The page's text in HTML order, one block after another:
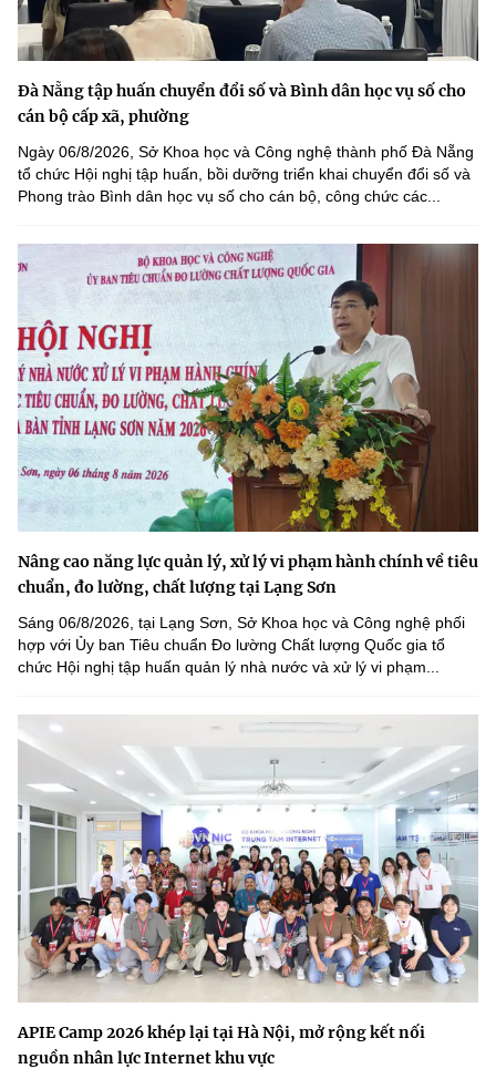
Đà Nẵng tập huấn chuyển đổi số và Bình dân học vụ số cho
cán bộ cấp xã, phường
Ngày 06/8/2026, Sở Khoa học và Công nghệ thành phố Đà Nẵng
tổ chức Hội nghị tập huấn, bồi dưỡng triển khai chuyển đổi số và
Phong trào Bình dân học vụ số cho cán bộ, công chức các...
Nâng cao năng lực quản lý, xử lý vi phạm hành chính về tiêu
chuẩn, đo lường, chất lượng tại Lạng Sơn
Sáng 06/8/2026, tại Lạng Sơn, Sở Khoa học và Công nghệ phối
hợp với Ủy ban Tiêu chuẩn Đo lường Chất lượng Quốc gia tổ
chức Hội nghị tập huấn quản lý nhà nước và xử lý vi phạm...
APIE Camp 2026 khép lại tại Hà Nội, mở rộng kết nối
nguồn nhân lực Internet khu vực